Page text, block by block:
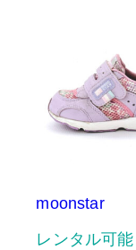
moonstar
レンタル可能